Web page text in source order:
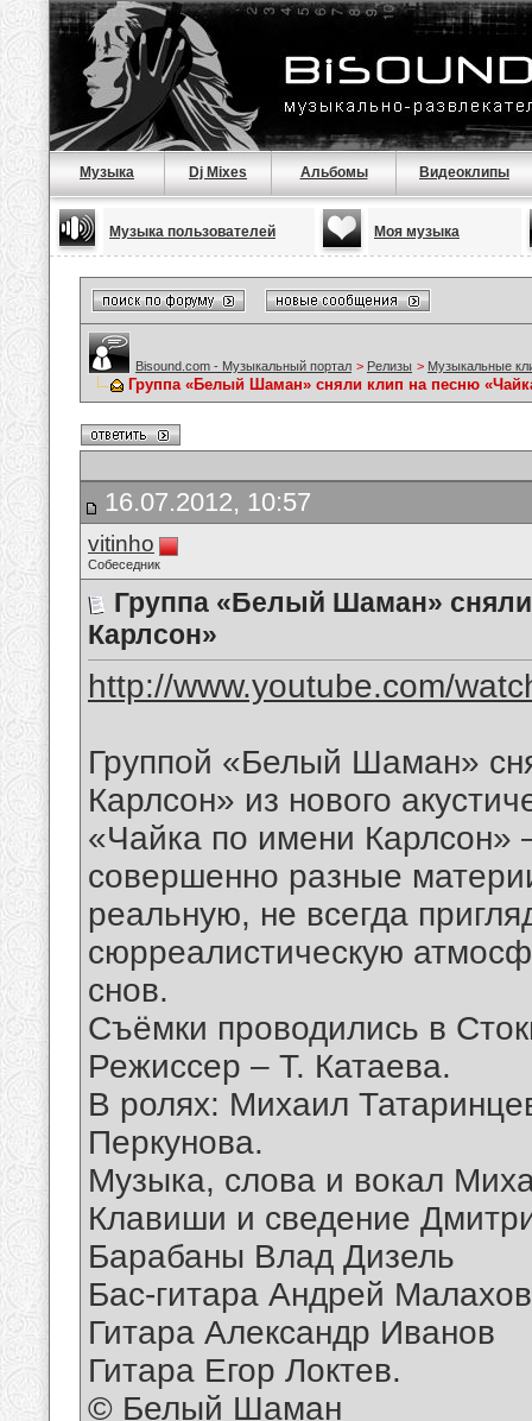
Музыка Dj Mixes Альбомы Видеоклипы
Музыка пользователей Моя музыка
Bisound.com - Музыкальный портал > Релизы > Музыкальные
Группа «Белый Шаман» сняли клип на песню
16.07.2012, 10:57
vitinho
Собеседник
Группа «Белый Шаман»
Карлсон»
http://www.youtube.com/
Группой «Белый Шаман»
Карлсон» из нового
«Чайка по имени Карлсон»
совершенно разные
реальную, не всегда
сюрреалистическую
снов.
Съёмки проводились в
Режиссер – Т. Катаева.
В ролях: Михаил
Перкунова.
Музыка, слова и вокал
Клавиши и сведение
Барабаны Влад Дизель
Бас-гитара Андрей Малахов
Гитара Александр Иванов
Гитара Егор Локтев.
© Белый Шаман